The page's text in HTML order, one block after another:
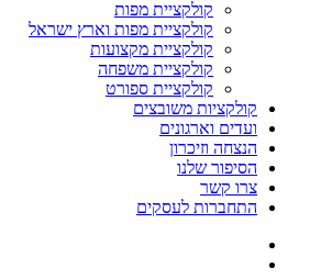
קולקציית מפות
קולקציית מפות וארץ ישראל
קולקציית מקצועות
קולקציית משפחה
קולקציית ספורט
קולקציות משובצים
ועדים וארגונים
הנצחה וזיכרון
הסיפור שלנו
צרו קשר
התחברות לעסקים